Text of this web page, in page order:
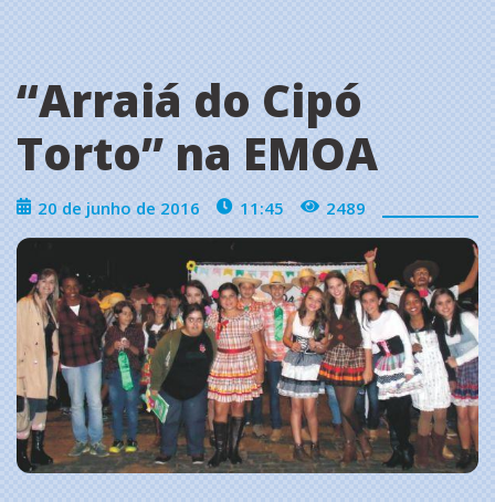
‘‘Arraiá do Cipó
Torto’’ na EMOA
20 de junho de 2016 11:45 2489